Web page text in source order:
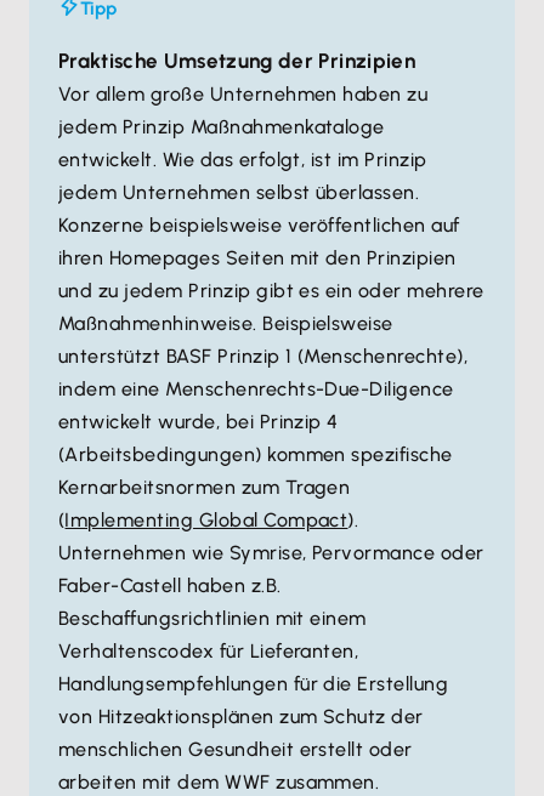
Unternehmen sollen für die
Diskriminierungbei der Anstellung und
Erwerbstätigkeit eintreten
eingrößeres Umweltbewusstsein zu fördern
Unternehmen sollen die Entwicklung und
Verbreitung umweltfreundlicher
Technologien
und Bestechung
Tipp
Praktische Umsetzung der Prinzipien
Vor allem große Unternehmen haben zu
jedem Prinzip Maßnahmenkataloge
entwickelt. Wie das erfolgt, ist im Prinzip
jedem Unternehmen selbst überlassen.
Konzerne beispielsweise veröffentlichen auf
ihren Homepages Seiten mit den Prinzipien
und zu jedem Prinzip gibt es ein oder mehrere
Maßnahmenhinweise. Beispielsweise
unterstützt BASF Prinzip 1 (Menschenrechte),
indem eine Menschenrechts-Due-Diligence
entwickelt wurde, bei Prinzip 4
(Arbeitsbedingungen) kommen spezifische
Kernarbeitsnormen zum Tragen
(Implementing Global Compact).
Unternehmen wie Symrise, Pervormance oder
Faber-Castell haben z.B.
Beschaffungsrichtlinien mit einem
Verhaltenscodex für Lieferanten,
Handlungsempfehlungen für die Erstellung
von Hitzeaktionsplänen zum Schutz der
menschlichen Gesundheit erstellt oder
arbeiten mit dem WWF zusammen.